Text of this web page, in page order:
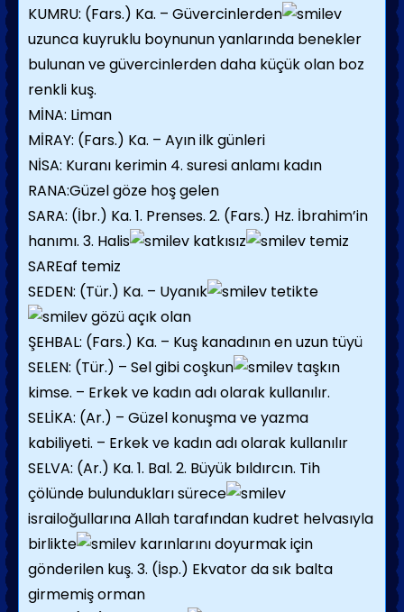
KUMRU: (Fars.) Ka. – Güvercinlerden
uzunca kuyruklu boynunun yanlarında benekler
bulunan ve güvercinlerden daha küçük olan boz
renkli kuş.
MİNA: Liman
MİRAY: (Fars.) Ka. – Ayın ilk günleri
NİSA: Kuranı kerimin 4. suresi anlamı kadın
RANA:Güzel göze hoş gelen
SARA: (İbr.) Ka. 1. Prenses. 2. (Fars.) Hz. İbrahim’in
hanımı. 3. Halis
katkısız
temiz
SAREaf temiz
SEDEN: (Tür.) Ka. – Uyanık
tetikte
gözü açık olan
ŞEHBAL: (Fars.) Ka. – Kuş kanadının en uzun tüyü
SELEN: (Tür.) – Sel gibi coşkun
taşkın
kimse. – Erkek ve kadın adı olarak kullanılır.
SELİKA: (Ar.) – Güzel konuşma ve yazma
kabiliyeti. – Erkek ve kadın adı olarak kullanılır
SELVA: (Ar.) Ka. 1. Bal. 2. Büyük bıldırcın. Tih
çölünde bulundukları sürece
israiloğullarına Allah tarafından kudret helvasıyla
birlikte
karınlarını doyurmak için
gönderilen kuş. 3. (İsp.) Ekvator da sık balta
girmemiş orman